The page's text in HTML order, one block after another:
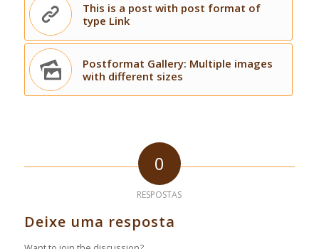
This is a post with post format of
type Link
Postformat Gallery: Multiple images
with different sizes
0
RESPOSTAS
Deixe uma resposta